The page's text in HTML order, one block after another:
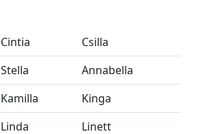
Cintia
Csilla
Stella
Annabella
Kamilla
Kinga
Linda
Linett